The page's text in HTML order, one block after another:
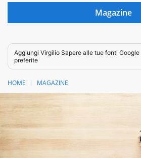
Aggiungi Virgilio Sapere alle tue fonti Google
preferite
HOME MAGAZINE